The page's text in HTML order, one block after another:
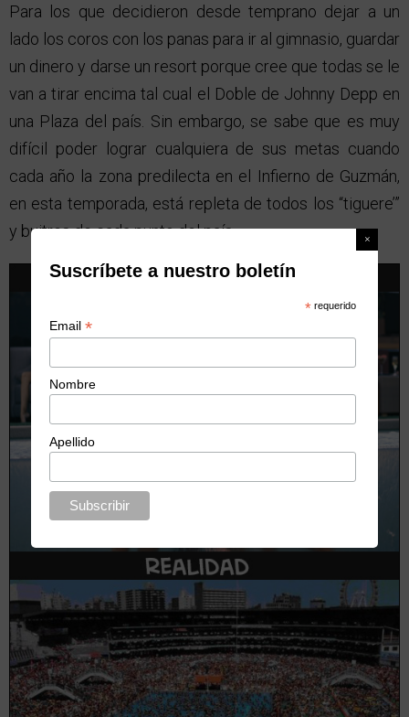
Para los que decidieron desde temprano dejar a un
lado los coros con los panas para ir al gimnasio, guardar
un dinero y darse un resort porque cree que todas se le
van a tirar encima tal cual el Doble de Johnny Depp en
una Plaza del país. Sin embargo, se sabe que es muy
difícil poder lograr cualquiera de sus metas cuando
cada año la zona predilecta en el Infierno de Guzmán,
en esta temporada, está repleta de todos los “tiguere’”
y buitres de cada punto del país.
Suscríbete a nuestro boletín
* requerido
Email*
Nombre
Apellido